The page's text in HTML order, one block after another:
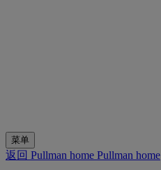
菜单
返回 Pullman home Pullman home